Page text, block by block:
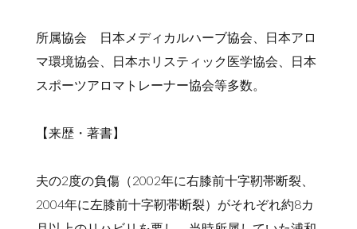
所属協会 日本メディカルハーブ協会、日本アロ
マ環境協会、日本ホリスティック医学協会、日本
スポーツアロマトレーナー協会等多数。
【来歴・著書】
夫の2度の負傷（2002年に右膝前十字靭帯断裂、
2004年に左膝前十字靭帯断裂）がそれぞれ約8カ